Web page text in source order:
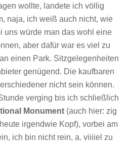
wollte, landete ich völlig
naja, ich weiß auch nicht, wie
uns würde man das wohl eine
aber dafür war es viel zu
einen Park. Sitzgelegenheiten
genügend. Die kaufbaren
nicht sein können.
verging bis ich schließlich
Monument (auch hier: zig
irgendwie Kopf), vorbei am
ich bin nicht rein, a. viiiiel zu